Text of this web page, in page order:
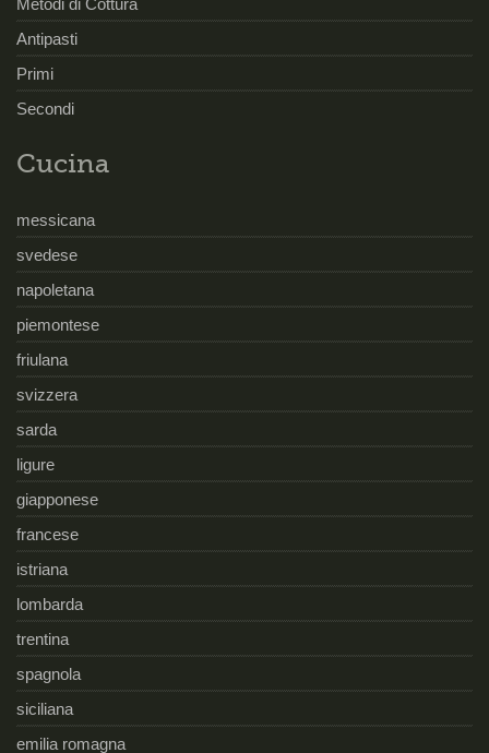
Metodi di Cottura
Antipasti
Primi
Secondi
Cucina
messicana
svedese
napoletana
piemontese
friulana
svizzera
sarda
ligure
giapponese
francese
istriana
lombarda
trentina
spagnola
siciliana
emilia romagna